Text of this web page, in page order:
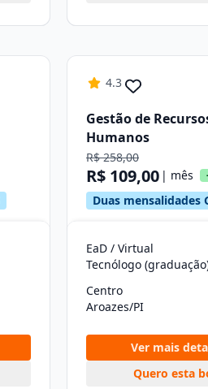
4.3
Gestão de
Humanos
R$ 258,00
R$ 109,00 | mês
Duas mensalidades
EaD / Virtual
Tecnólogo
Centro
Aroazes/PI
Ver mais
Quero esta